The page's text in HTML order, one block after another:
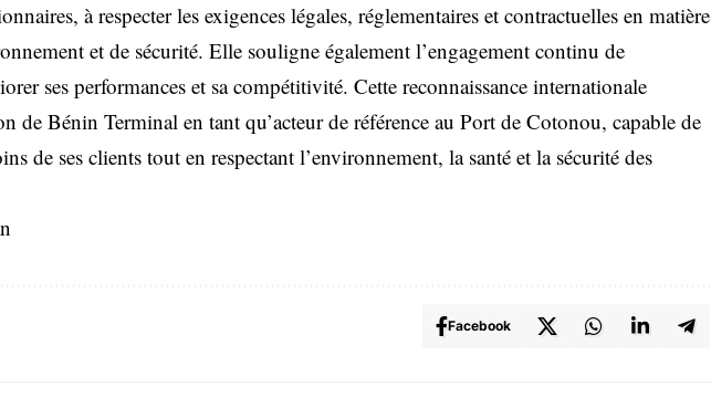
à respecter les exigences légales, réglementaires et contractuelles en matière
et de sécurité. Elle souligne également l’engagement continu de
ses performances et sa compétitivité. Cette reconnaissance internationale
de Bénin Terminal en tant qu’acteur de référence au Port de Cotonou, capable de
de ses clients tout en respectant l’environnement, la santé et la sécurité des
Facebook